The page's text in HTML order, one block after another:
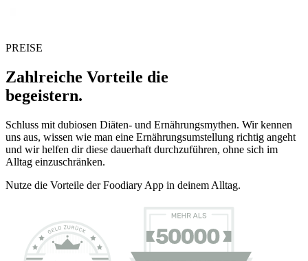
PREISE
Zahlreiche Vorteile die
begeistern.
Schluss mit dubiosen Diäten- und Ernährungsmythen. Wir kennen
uns aus, wissen wie man eine Ernährungsumstellung richtig angeht
und wir helfen dir diese dauerhaft durchzuführen, ohne sich im
Alltag einzuschränken.
Nutze die Vorteile der Foodiary App in deinem Alltag.